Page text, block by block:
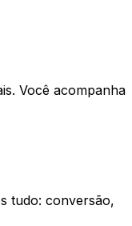
Você acompanha
tudo: conversão,